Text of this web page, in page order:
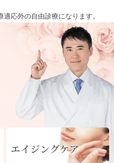
応外の自由診療になります。
エイジングケア